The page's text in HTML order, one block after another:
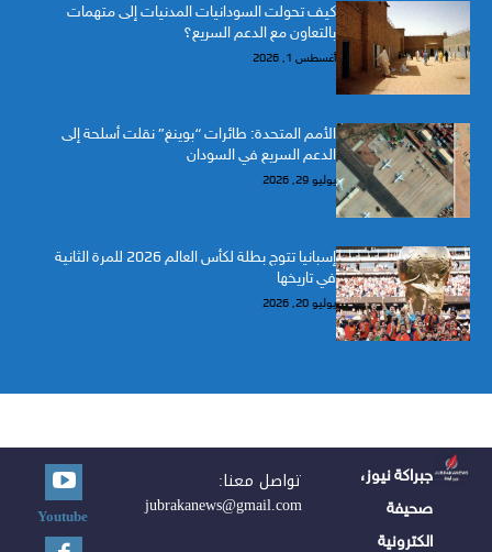
كيف تحولت السودانيات المدنيات إلى متهمات
بالتعاون مع الدعم السريع؟
أغسطس 1, 2026
الأمم المتحدة: طائرات “بوينغ” نقلت أسلحة إلى
الدعم السريع في السودان
يوليو 29, 2026
إسبانيا تتوج بطلة لكأس العالم 2026 للمرة الثانية
في تاريخها
يوليو 20, 2026
جبراكة نيوز،
صحيفة
الكترونية
تواصل معنا:
jubrakanews@gmail.com
Youtube